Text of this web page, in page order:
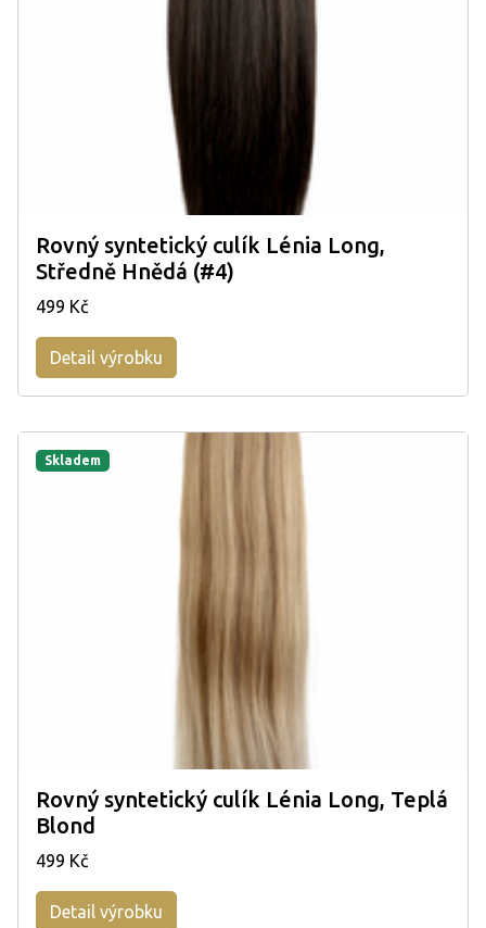
Rovný syntetický culík Lénia Long,
Středně Hnědá (#4)
499 Kč
Detail výrobku
Skladem
Rovný syntetický culík Lénia Long, Teplá
Blond
499 Kč
Detail výrobku